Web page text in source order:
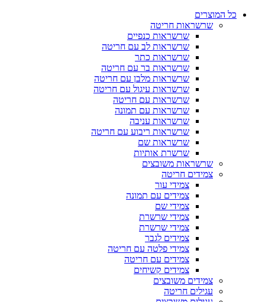
כל המוצרים
שרשראות חריטה
שרשראות כנפיים
שרשראות לב עם חריטה
שרשראות כתר
שרשראות בר עם חריטה
שרשראות מלבן עם חריטה
שרשראות עיגול עם חריטה
שרשראות עם חריטה
שרשראות עם תמונה
שרשראות עניבה
שרשראות ריבוע עם חריטה
שרשראות שם
שרשרת אותיות
שרשראות משובצים
צמידים חריטה
צמידי עור
צמידים עם תמונה
צמידי שם
צמידי שרשרת
צמידי שרשרת
צמידים לגבר
צמידי פלטה עם חריטה
צמידים עם חריטה
צמידים קשיחים
צמידים משובצים
עגילים חריטה